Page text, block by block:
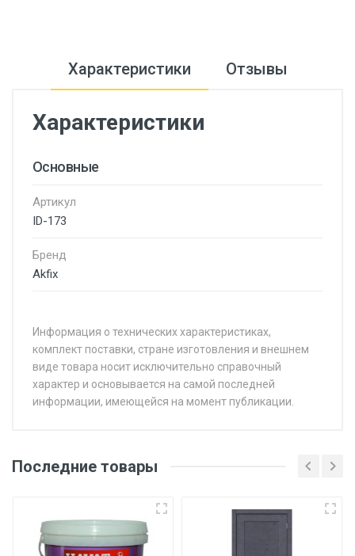
Характеристики Отзывы
Характеристики
Основные
Артикул
ID-173
Бренд
Akfix
Информация о технических характеристиках,
комплект поставки, стране изготовления и внешнем
виде товара носит исключительно справочный
характер и основывается на самой последней
информации, имеющейся на момент публикации.
Последние товары